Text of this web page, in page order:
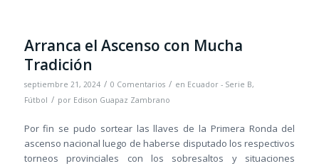
Arranca el Ascenso con Mucha
Tradición
septiembre 21, 2024 / 0 Comentarios / en Ecuador - Serie B,
Fútbol / por Edison Guapaz Zambrano
Por fin se pudo sortear las llaves de la Primera Ronda del
ascenso nacional luego de haberse disputado los respectivos
torneos provinciales con los sobresaltos y situaciones